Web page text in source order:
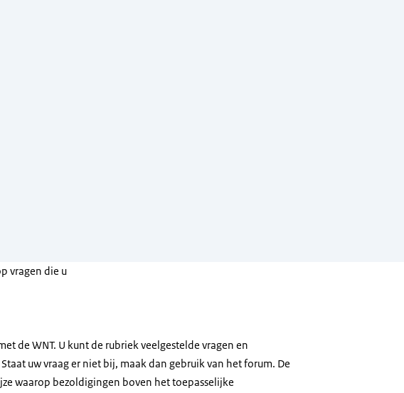
vragen die u
de WNT. U kunt de rubriek veelgestelde vragen en
uw vraag er niet bij, maak dan gebruik van het forum. De
waarop bezoldigingen boven het toepasselijke